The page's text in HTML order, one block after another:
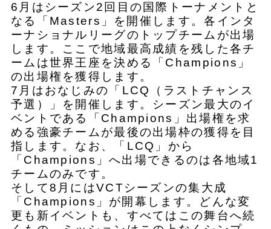
6月はシーズン2回目の国際トーナメントと
なる「Masters」を開催します。各インタ
ーナショナルリーグのトップチームが出場
します。ここで地域最高成績を残した各チ
ームは世界王座を決める「Champions」
の出場権を獲得します。
7月はおなじみの「LCQ（ラストチャンス
予選）」を開催します。シーズン最大のイ
ベントである「Champions」出場権を求
める強豪チームが最後の出場枠の獲得を目
指します。なお、「LCQ」から
「Champions」へ出場できるのは各地域1
チームのみです。
そして8月にはVCTシーズンの集大成
「Champions」が開幕します。どんな変
更も新イベントも、すべてはこの舞台へ続